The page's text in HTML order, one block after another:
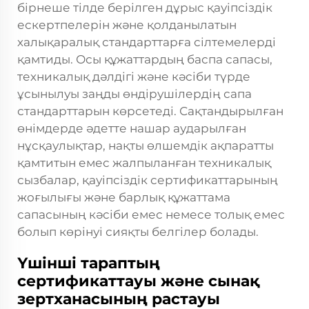
бірнеше тілде берілген дұрыс қауіпсіздік
ескертпелерін және қолданылатын
халықаралық стандарттарға сілтемелерді
қамтиды. Осы құжаттардың баспа сапасы,
техникалық дәлдігі және кәсіби түрде
ұсынылуы заңды өндірушілердің сапа
стандарттарын көрсетеді. Сақтандырылған
өнімдерде әдетте нашар аударылған
нұсқаулықтар, нақты өлшемдік ақпаратты
қамтитын емес жалпыланған техникалық
сызбалар, қауіпсіздік сертификаттарының
жоғылығы және барлық құжаттама
сапасының кәсіби емес немесе толық емес
болып көрінуі сияқты белгілер болады.
Үшінші тараптың
сертификаттауы және сынақ
зертханасының растауы